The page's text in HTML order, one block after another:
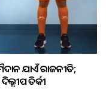
ଯାଏଁ ରାଜନୀତି;
ତିର୍କୀ